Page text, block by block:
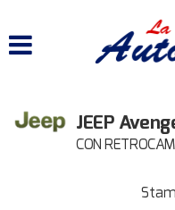
ACQUISTIAMO USATO
JEEP
CON